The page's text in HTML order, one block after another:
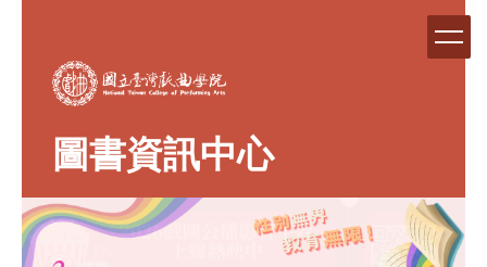
圖書資訊中心